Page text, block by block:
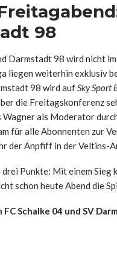
98
Darmstadt 98 wird nicht
liegen weiterhin exklusiv
98 wird aufSky Sport
die Freitagskonferenz
Wagner als Moderator
für alle Abonnenten zur
der Anpfiff in der Veltins-
drei Punkte: Mit einem
schon heute Abend die
Schalke 04 und SV